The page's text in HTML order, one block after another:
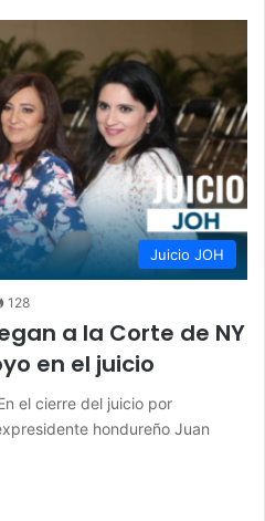
Juicio JOH
128
a la Corte de NY
en el juicio
el cierre del juicio por
hondureño Juan